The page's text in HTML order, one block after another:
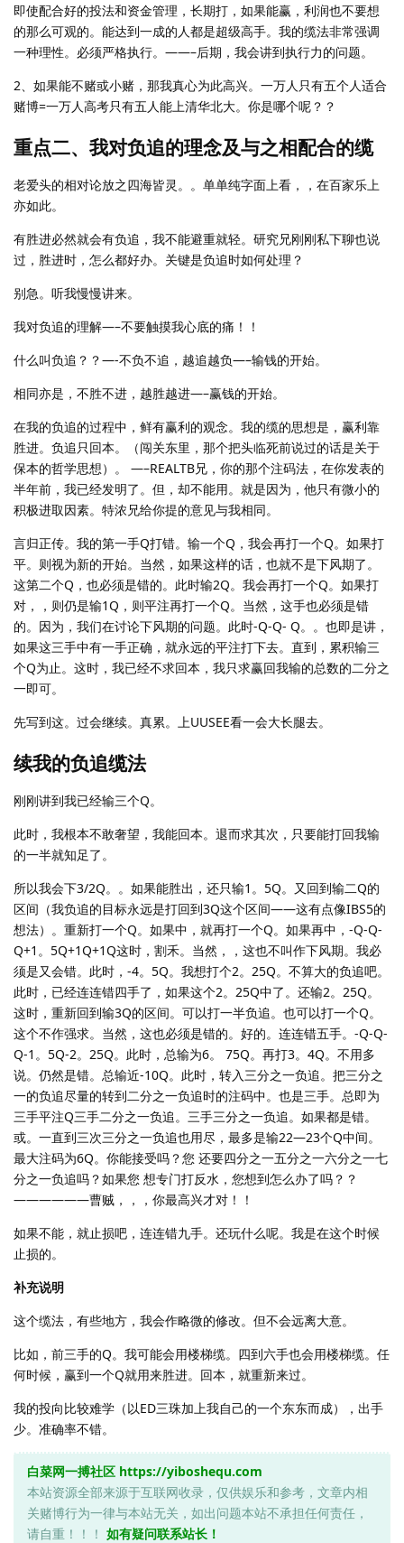
即使配合好的投法和资金管理，长期打，如果能赢，利润也不要想
的那么可观的。能达到一成的人都是超级高手。我的缆法非常强调
一种理性。必须严格执行。——–后期，我会讲到执行力的问题。
2、如果能不赌或小赌，那我真心为此高兴。一万人只有五个人适合
赌博=一万人高考只有五人能上清华北大。你是哪个呢？？
重点二、我对负追的理念及与之相配合的缆
老爱头的相对论放之四海皆灵。。单单纯字面上看，，在百家乐上
亦如此。
有胜进必然就会有负追，我不能避重就轻。研究兄刚刚私下聊也说
过，胜进时，怎么都好办。关键是负追时如何处理？
别急。听我慢慢讲来。
我对负追的理解—–不要触摸我心底的痛！！
什么叫负追？？—-不负不追，越追越负—–输钱的开始。
相同亦是，不胜不进，越胜越进—–赢钱的开始。
在我的负追的过程中，鲜有赢利的观念。我的缆的思想是，赢利靠
胜进。负追只回本。（闯关东里，那个把头临死前说过的话是关于
保本的哲学思想）。 —–REALTB兄，你的那个注码法，在你发表的
半年前，我已经发明了。但，却不能用。就是因为，他只有微小的
积极进取因素。特浓兄给你提的意见与我相同。
言归正传。我的第一手Q打错。输一个Q，我会再打一个Q。如果打
平。则视为新的开始。当然，如果这样的话，也就不是下风期了。
这第二个Q，也必须是错的。此时输2Q。我会再打一个Q。如果打
对，，则仍是输1Q，则平注再打一个Q。当然，这手也必须是错
的。因为，我们在讨论下风期的问题。此时-Q-Q- Q。。也即是讲，
如果这三手中有一手正确，就永远的平注打下去。直到，累积输三
个Q为止。这时，我已经不求回本，我只求赢回我输的总数的二分之
一即可。
先写到这。过会继续。真累。上UUSEE看一会大长腿去。
续我的负追缆法
刚刚讲到我已经输三个Q。
此时，我根本不敢奢望，我能回本。退而求其次，只要能打回我输
的一半就知足了。
所以我会下3/2Q。。如果能胜出，还只输1。5Q。又回到输二Q的
区间（我负追的目标永远是打回到3Q这个区间——这有点像IBS5的
想法）。重新打一个Q。如果中，就再打一个Q。如果再中，-Q-Q-
Q+1。5Q+1Q+1Q这时，割禾。当然，，这也不叫作下风期。我必
须是又会错。此时，-4。5Q。我想打个2。25Q。不算大的负追吧。
此时，已经连连错四手了，如果这个2。25Q中了。还输2。25Q。
这时，重新回到输3Q的区间。可以打一半负追。也可以打一个Q。
这个不作强求。当然，这也必须是错的。好的。连连错五手。-Q-Q-
Q-1。5Q-2。25Q。此时，总输为6。 75Q。再打3。4Q。不用多
说。仍然是错。总输近-10Q。此时，转入三分之一负追。把三分之
一的负追尽量的转到二分之一负追时的注码中。也是三手。总即为
三手平注Q三手二分之一负追。三手三分之一负追。如果都是错。
或。一直到三次三分之一负追也用尽，最多是输22—23个Q中间。
最大注码为6Q。你能接受吗？您 还要四分之一五分之一六分之一七
分之一负追吗？如果您 想专门打反水，您想到怎么办了吗？？
——————曹贼，，，你最高兴才对！！
如果不能，就止损吧，连连错九手。还玩什么呢。我是在这个时候
止损的。
补充说明
这个缆法，有些地方，我会作略微的修改。但不会远离大意。
比如，前三手的Q。我可能会用楼梯缆。四到六手也会用楼梯缆。任
何时候，赢到一个Q就用来胜进。回本，就重新来过。
我的投向比较难学（以ED三珠加上我自己的一个东东而成），出手
少。准确率不错。
白菜网一搏社区 https://yiboshequ.com
本站资源全部来源于互联网收录，仅供娱乐和参考，文章内相
关赌博行为一律与本站无关，如出问题本站不承担任何责任，
请自重！！！ 如有疑问联系站长！